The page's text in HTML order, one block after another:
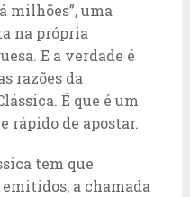
milhões”, uma
na própria
E a verdade é
razões da
É que é um
rápido de apostar.
tem que
a chamada